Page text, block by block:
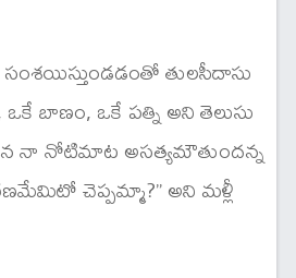
తులసీదాసు
బాణం, ఒకే పత్ని అని తెలుసు
నా నోటిమాట అసత్యమౌతుందన్న
చెప్పమ్మా?” అని మళ్లీ